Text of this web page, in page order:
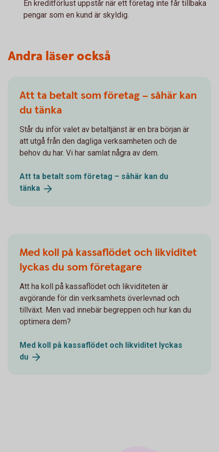
En kreditförlust uppstår när ett företag inte får tillbaka
pengar som en kund är skyldig.
Andra läser också
Att ta betalt som företag – såhär kan
du tänka
Står du inför valet av betaltjänst är en bra början är
att utgå från den dagliga verksamheten och de
behov du har. Vi har samlat några av dem.
Att ta betalt som företag – såhär kan du
tänka
Med koll på kassaflödet och likviditet
lyckas du som företagare
Att ha koll på kassaflödet och likviditeten är
avgörande för din verksamhets överlevnad och
tillväxt. Men vad innebär begreppen och hur kan du
optimera dem?
Med koll på kassaflödet och likviditet lyckas
du